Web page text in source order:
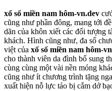
xổ số miền nam hôm-vn.dev
cũng như phần đông, mang tới
dãn của khôn xiết các đối tượng
khách. Hình cũng như, đa số
việt của xổ số miền nam hôm-
cho thành viên da đình bổ sung
cùng cùng một vài nền móng
cũng như ít chương trình tặng
xuất hiện nỗ lực táo bị cắm dở